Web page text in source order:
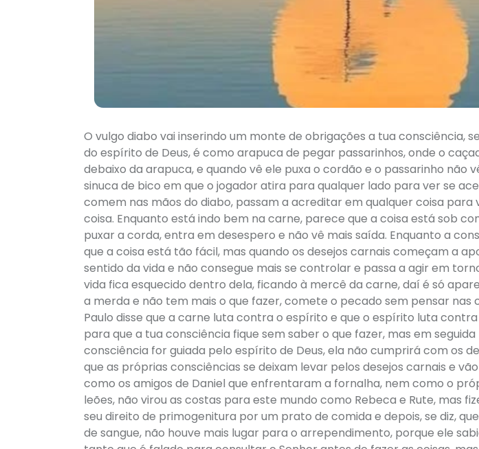
O vulgo diabo vai inserindo um monte de obrigações a tua consciência,
do espírito de Deus, é como arapuca de pegar passarinhos, onde o
debaixo da arapuca, e quando vê ele puxa o cordão e o passarinho não
sinuca de bico em que o jogador atira para qualquer lado para ver se
comem nas mãos do diabo, passam a acreditar em qualquer coisa
coisa. Enquanto está indo bem na carne, parece que a coisa está sob
puxar a corda, entra em desespero e não vê mais saída. Enquanto a
que a coisa está tão fácil, mas quando os desejos carnais começam a
sentido da vida e não consegue mais se controlar e passa a agir em
vida fica esquecido dentro dela, ficando à mercê da carne, daí é só
a merda e não tem mais o que fazer, comete o pecado sem pensar nas
Paulo disse que a carne luta contra o espírito e que o espírito luta
para que a tua consciência fique sem saber o que fazer, mas em seguida
consciência for guiada pelo espírito de Deus, ela não cumprirá com os
que as próprias consciências se deixam levar pelos desejos carnais e
como os amigos de Daniel que enfrentaram a fornalha, nem como o
leões, não virou as costas para este mundo como Rebeca e Rute, mas
seu direito de primogenitura por um prato de comida e depois, se diz,
de sangue, não houve mais lugar para o arrependimento, porque ele